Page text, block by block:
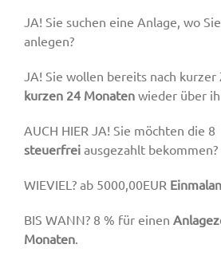
JA! Sie suchen eine Anlage, wo Sie
anlegen?
JA! Sie wollen bereits nach
kurzen 24 Monaten wieder über
AUCH HIER JA! Sie möchten die
steuerfrei ausgezahlt bekommen?
WIEVIEL? ab 5000,00EUR
BIS WANN? 8 % für einen
Monaten.